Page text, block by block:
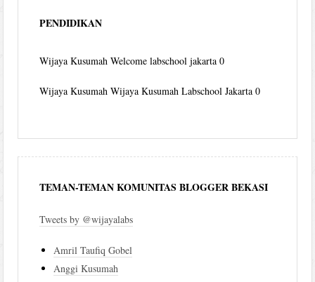
PENDIDIKAN
Wijaya Kusumah Welcome labschool jakarta 0
Wijaya Kusumah Wijaya Kusumah Labschool Jakarta 0
TEMAN-TEMAN KOMUNITAS BLOGGER BEKASI
Tweets by @wijayalabs
Amril Taufiq Gobel
Anggi Kusumah